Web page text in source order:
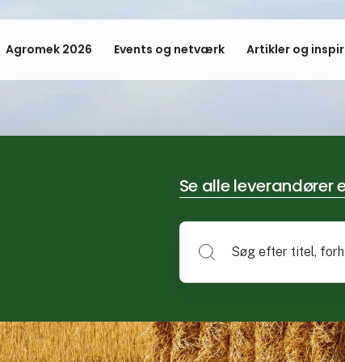
Agromek 2026 Events og netværk Artikler og
Se alle leverandører